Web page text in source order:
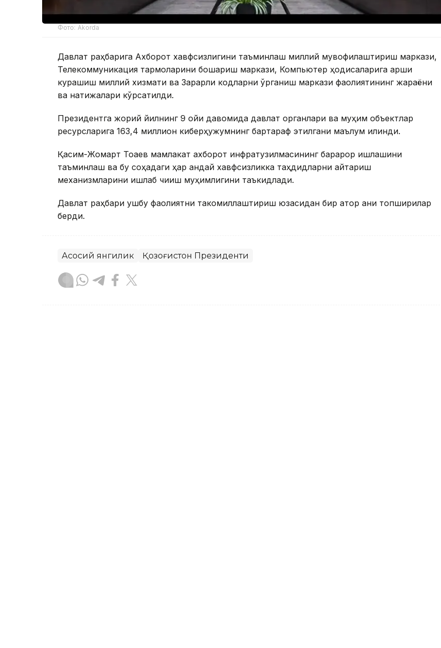
Фото: Akorda
Давлат раҳбарига Ахборот хавфсизлигини таъминлаш миллий мувофиқлаштириш маркази,
Телекоммуникация тармоқларини бошқариш маркази, Компьютер ҳодисаларига қарши
курашиш миллий хизмати ва Зарарли кодларни ўрганиш маркази фаолиятининг жараёни
ва натижалари кўрсатилди.
Президентга жорий йилнинг 9 ойи давомида давлат органлари ва муҳим объектлар
ресурсларига 163,4 миллион киберҳужумнинг бартараф этилгани маълум қилинди.
Қасим-Жомарт Тоқаев мамлакат ахборот инфратузилмасининг барқарор ишлашини
таъминлаш ва бу соҳадаги ҳар қандай хавфсизликка таҳдидларни қайтариш
механизмларини ишлаб чиқиш муҳимлигини таъкидлади.
Давлат раҳбари ушбу фаолиятни такомиллаштириш юзасидан бир қатор аниқ топшириқлар
берди.
Асосий янгилик Қозоғистон Президенти